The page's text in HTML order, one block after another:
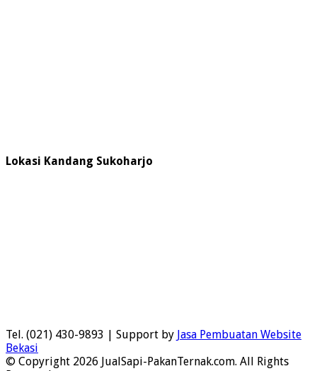
Lokasi Kandang Sukoharjo
Tel. (021) 430-9893 | Support by Jasa Pembuatan Website
Bekasi
© Copyright 2026 JualSapi-PakanTernak.com. All Rights